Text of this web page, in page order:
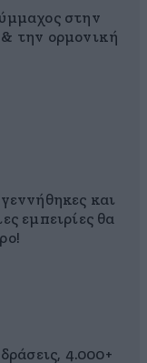
στην
την ορμονική
και
εμπειρίες θα
4.000+